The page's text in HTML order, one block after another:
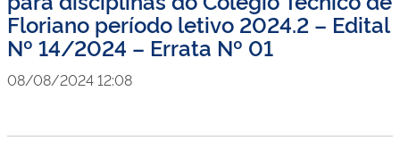
Floriano período letivo 2024.2 – Edital
Nº 14/2024 – Errata Nº 01
08/08/2024 12:08